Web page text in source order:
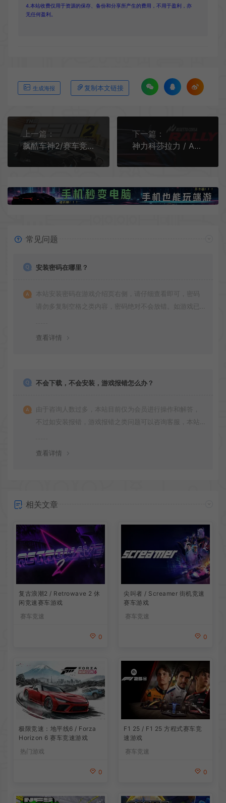
4.本站收费仅用于资源的保存、备份和分享所产生的费用，不用于盈利，亦
无任何盈利。
生成海报 复制本文链接
上一篇：
飙酷车神2/赛车竞速游戏 The Crew 2 下载
下一篇：
神力科莎拉力 / Assetto Corsa Rally 高拟真拉力赛车游戏
常见问题
安装密码在哪里？
本站安装密码在游戏介绍页右侧，请仔细查看即可，密码
请勿多复制空格之类内容，密码绝对不会放错。如游戏已
查看详情
不会下载，不会安装，游戏报错怎么办？
由于咨询人数过多，本站目前仅为会员进行操作和解答，
不过如安装报错，游戏报错之类问题可以咨询客服，本站
查看详情
相关文章
复古浪潮2 / Retrowave 2 休
闲竞速赛车游戏
赛车竞速
0
尖叫者 / Screamer 街机竞速
赛车游戏
赛车竞速
0
极限竞速：地平线6 / Forza
Horizon 6 赛车竞速游戏
热门游戏
0
F1 25 / F1 25 方程式赛车竞
速游戏
赛车竞速
0